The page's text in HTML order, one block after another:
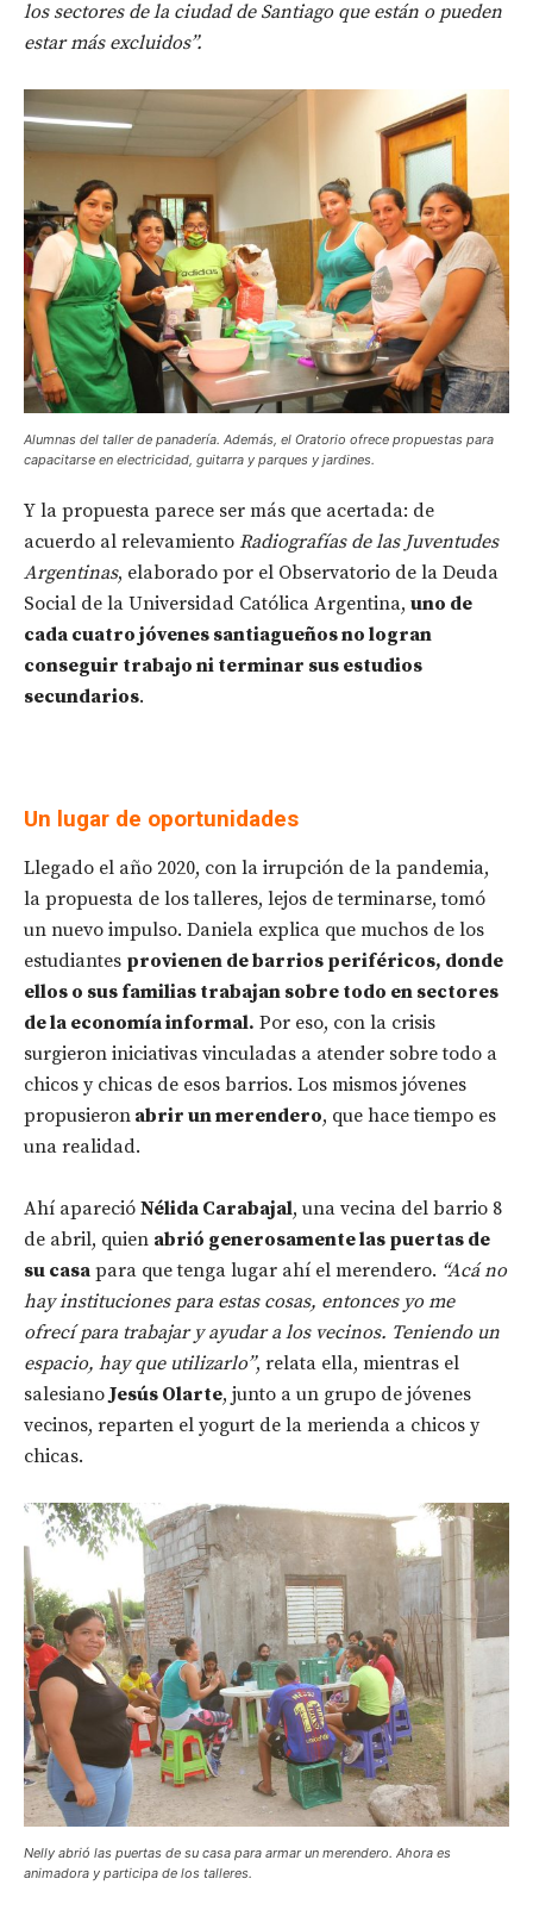
los sectores de la ciudad de Santiago que están o pueden
estar más excluidos”.
Alumnas del taller de panadería. Además, el Oratorio ofrece propuestas para
capacitarse en electricidad, guitarra y parques y jardines.
Y la propuesta parece ser más que acertada: de
acuerdo al relevamiento Radiografías de las Juventudes
Argentinas, elaborado por el Observatorio de la Deuda
Social de la Universidad Católica Argentina, uno de
cada cuatro jóvenes santiagueños no logran
conseguir trabajo ni terminar sus estudios
secundarios.
Un lugar de oportunidades
Llegado el año 2020, con la irrupción de la pandemia,
la propuesta de los talleres, lejos de terminarse, tomó
un nuevo impulso. Daniela explica que muchos de los
estudiantes provienen de barrios periféricos, donde
ellos o sus familias trabajan sobre todo en sectores
de la economía informal. Por eso, con la crisis
surgieron iniciativas vinculadas a atender sobre todo a
chicos y chicas de esos barrios. Los mismos jóvenes
propusieron abrir un merendero, que hace tiempo es
una realidad.
Ahí apareció Nélida Carabajal, una vecina del barrio 8
de abril, quien abrió generosamente las puertas de
su casa para que tenga lugar ahí el merendero. “Acá no
hay instituciones para estas cosas, entonces yo me
ofrecí para trabajar y ayudar a los vecinos. Teniendo un
espacio, hay que utilizarlo”, relata ella, mientras el
salesiano Jesús Olarte, junto a un grupo de jóvenes
vecinos, reparten el yogurt de la merienda a chicos y
chicas.
Nelly abrió las puertas de su casa para armar un merendero. Ahora es
animadora y participa de los talleres.